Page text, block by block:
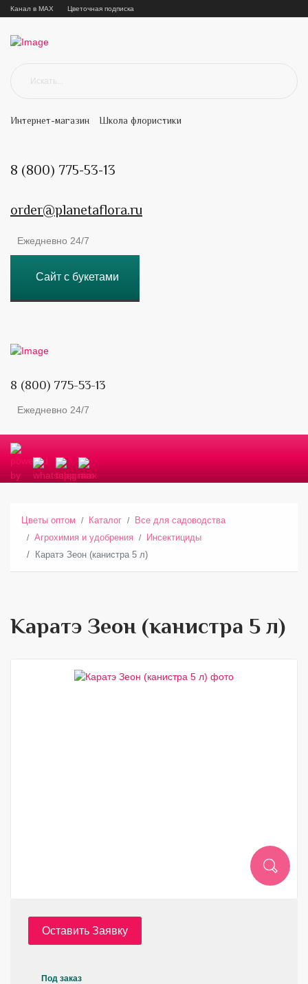
Канал в MAX Цветочная подписка
Интернет-магазин Школа флористики
8 (800) 775-53-13
order@planetaflora.ru
Ежедневно 24/7
Сайт с букетами
8 (800) 775-53-13
Ежедневно 24/7
Цветы оптом Каталог
Все для садоводства
Агрохимия и удобрения
Инсектициды
Каратэ Зеон (канистра 5 л)
Каратэ Зеон (канистра 5 л)
Оставить Заявку
Под заказ